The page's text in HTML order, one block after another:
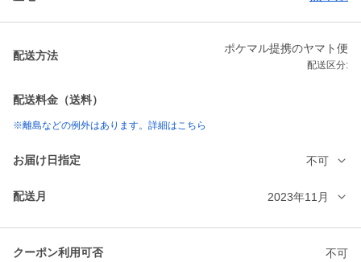
配送方法
ポケマル提携のヤマト便
配送区分:
配送料金（送料）
※離島などの例外はあります。詳細はこちら
お届け日指定 不可
配送月 2023年11月
クーポン利用可否 不可